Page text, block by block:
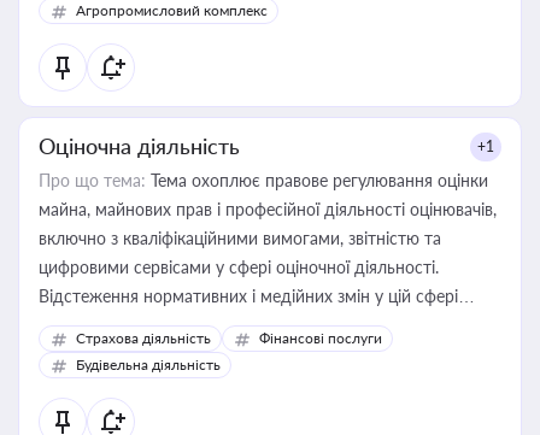
Агропромисловий комплекс
Оціночна діяльність +1
Про що тема: Тема охоплює правове регулювання оцінки
майна, майнових прав і професійної діяльності оцінювачів,
включно з кваліфікаційними вимогами, звітністю та
цифровими сервісами у сфері оціночної діяльності.
Відстеження нормативних і медійних змін у цій сфері
корисне для власника бізнесу, керівника, юриста або
бухгалтера під час оподаткування, приватизації, оренди
державного майна, корпоративних угод і перевірки
статусу суб'єктів оціночної діяльності
Страхова діяльність
Фінансові послуги
Будівельна діяльність